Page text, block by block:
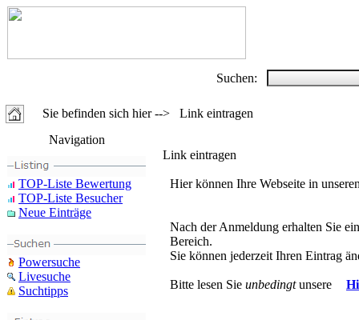
Suchen:
Sie befinden sich hier --> Link eintragen
Navigation
TOP-Liste Bewertung
TOP-Liste Besucher
Neue Einträge
Powersuche
Livesuche
Suchtipps
Link eintragen
Hier können Ihre Webseite in
Nach der Anmeldung erhalten Sie
Bereich.
Sie können jederzeit Ihren Eintrag
Bitte lesen Sie unbedingtunsere